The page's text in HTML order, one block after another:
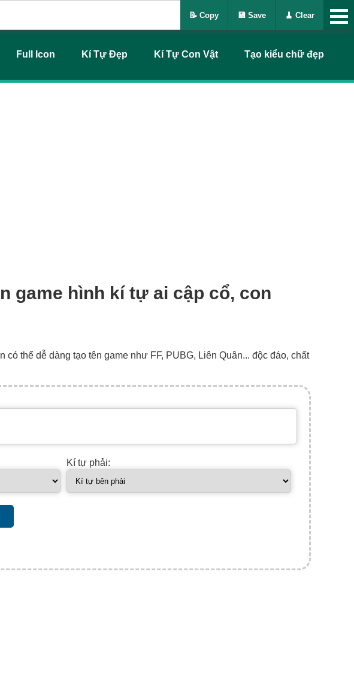
Full Icon Kí Tự Đẹp Kí Tự Con Vật Tạo kiểu chữ đẹp
game hình kí tự ai cập cổ, con
có thể dễ dàng tạo tên game như FF, PUBG, Liên Quân... độc đáo, chất
Kí tự phải:
📝 Copy 💾 Save 🧹 Clear